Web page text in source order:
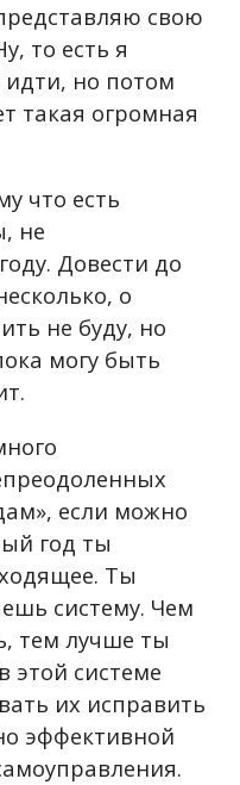
свою
то есть я
но потом
такая огромная
что есть
не
Довести до
о
не буду, но
могу быть
если можно
год ты
Ты
систему. Чем
тем лучше ты
этой системе
их исправить
эффективной